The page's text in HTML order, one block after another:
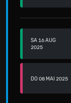
SA 16 AUG
2025
DO 08 MAI 2025